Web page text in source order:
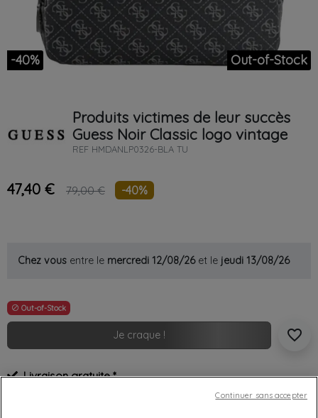
-40% Out-of-Stock
Produits victimes de leur succès
Guess Noir Classic logo vintage
REF HMDANLP0326-BLA TU
47,40 € 79,00 € -40%
Chez vous entre le mercredi 12/08/26et le jeudi 13/08/26
 Out-of-Stock
Je craque ! favorite_border
Livraison gratuite *
Continuer sans accepter